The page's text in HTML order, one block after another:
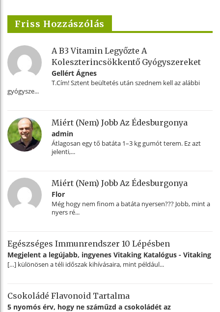
Friss Hozzászólás
A B3 Vitamin Legyőzte A
Koleszterincsökkentő Gyógyszereket
Gellért Ágnes
T.Cím! Sztent beültetés után szednem kell az alábbi
gyógysze...
Miért (nem) Jobb Az Édesburgonya
admin
Átlagosan egy tő batáta 1–3 kg gumót terem. Ez azt
jelenti,...
Miért (nem) Jobb Az Édesburgonya
Flor
Még hogy nem finom a batáta nyersen??? Jobb, mint a
nyers ré...
Egészséges Immunrendszer 10 Lépésben
Megjelent a legújabb, ingyenes Vitaking Katalógus - Vitaking
[…] különösen a téli időszak kihívásaira, mint például...
Csokoládé Flavonoid Tartalma
5 nyomós érv, hogy ne száműzd a csokoládét az